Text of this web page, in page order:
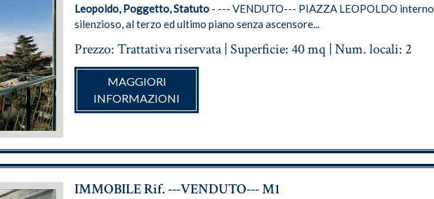
Leopoldo, Poggetto, Statuto - --- VENDUTO--- PIAZZA LEOPOLDO interno
silenzioso, al terzo ed ultimo piano senza ascensore...
Prezzo: Trattativa riservata | Superficie: 40 mq | Num. locali: 2
MAGGIORI
INFORMAZIONI
IMMOBILE Rif. ---VENDUTO--- M1